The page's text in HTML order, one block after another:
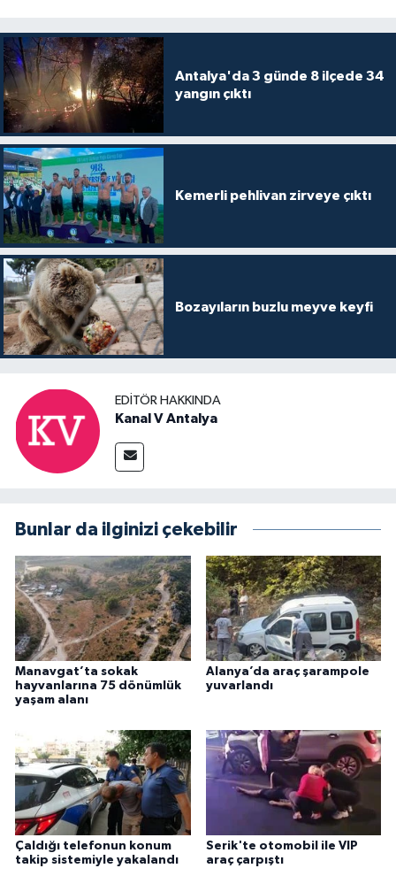
Antalya'da 3 günde 8 ilçede 34
yangın çıktı
Kemerli pehlivan zirveye çıktı
Bozayıların buzlu meyve keyfi
EDITÖR HAKKINDA
Kanal V Antalya
Bunlar da ilginizi çekebilir
Manavgat’ta sokak
hayvanlarına 75 dönümlük
yaşam alanı
Alanya’da araç şarampole
yuvarlandı
Çaldığı telefonun konum
takip sistemiyle yakalandı
Serik'te otomobil ile VIP
araç çarpıştı